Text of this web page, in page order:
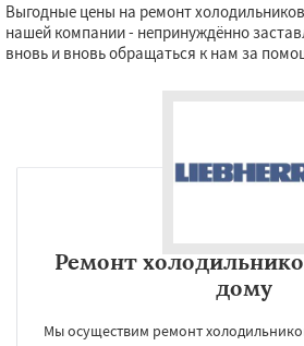
Выгодные цены на ремонт
нашей компании - непринуждённо
вновь и вновь обращаться к нам за
Ремонт
дому
Мы осуществим ремонт